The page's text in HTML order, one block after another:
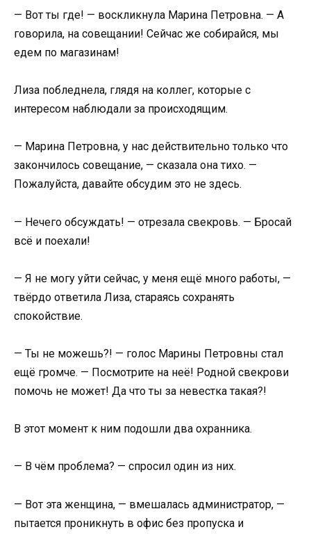
— Вот ты где! — воскликнула Марина Петровна. — А
говорила, на совещании! Сейчас же собирайся, мы
едем по магазинам!
Лиза побледнела, глядя на коллег, которые с
интересом наблюдали за происходящим.
— Марина Петровна, у нас действительно только что
закончилось совещание, — сказала она тихо. —
Пожалуйста, давайте обсудим это не здесь.
— Нечего обсуждать! — отрезала свекровь. — Бросай
всё и поехали!
— Я не могу уйти сейчас, у меня ещё много работы, —
твёрдо ответила Лиза, стараясь сохранять
спокойствие.
— Ты не можешь?! — голос Марины Петровны стал
ещё громче. — Посмотрите на неё! Родной свекрови
помочь не может! Да что ты за невестка такая?!
В этот момент к ним подошли два охранника.
— В чём проблема? — спросил один из них.
— Вот эта женщина, — вмешалась администратор, —
пытается проникнуть в офис без пропуска и